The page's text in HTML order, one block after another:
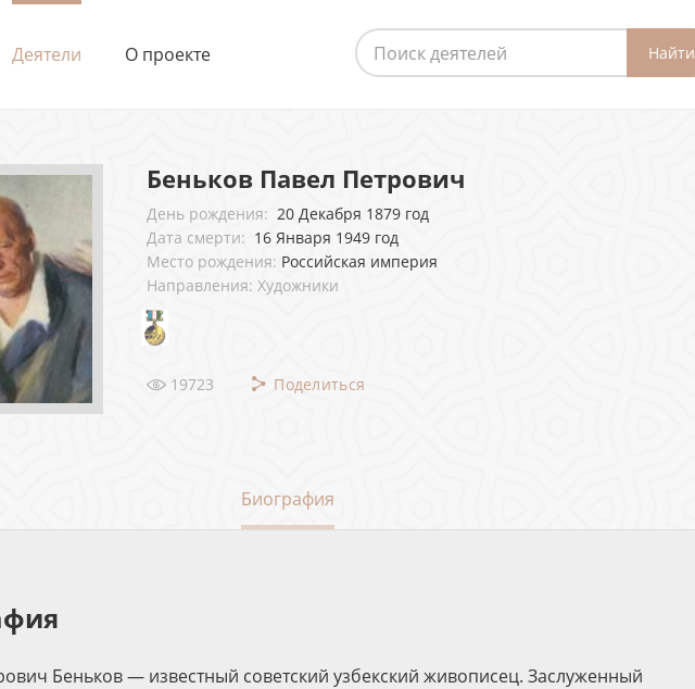
Деятели О проекте Найти
Беньков Павел Петрович
День рождения: 20 Декабря 1879 год
Дата смерти: 16 Января 1949 год
Место рождения: Российская империя
Направления: Художники
19723 Поделиться
Биография
Беньков — известный советский узбекский живописец. Заслуженный